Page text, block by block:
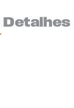
Detalhes